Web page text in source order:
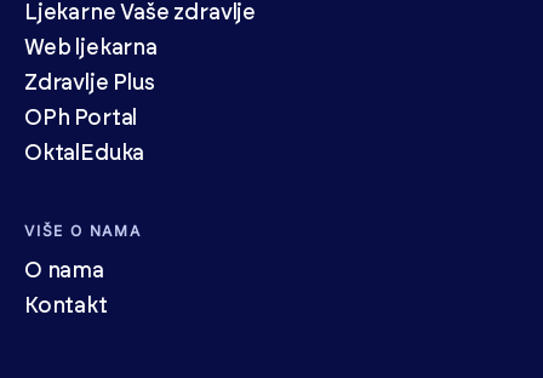
Ljekarne Vaše zdravlje
Web ljekarna
Zdravlje Plus
OPh Portal
OktalEduka
VIŠE O NAMA
O nama
Kontakt